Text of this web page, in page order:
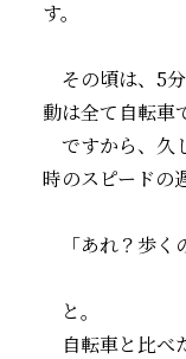
す。
その頃は、5
動は全て自転車
ですから、久
時のスピードの
「あれ？歩く
と。
自転車と比べ